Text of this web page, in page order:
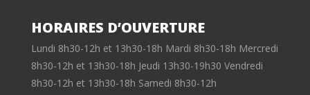
HORAIRES D’OUVERTURE
Lundi 8h30-12h et 13h30-18h Mardi 8h30-18h Mercredi
8h30-12h et 13h30-18h Jeudi 13h30-19h30 Vendredi
8h30-12h et 13h30-18h Samedi 8h30-12h